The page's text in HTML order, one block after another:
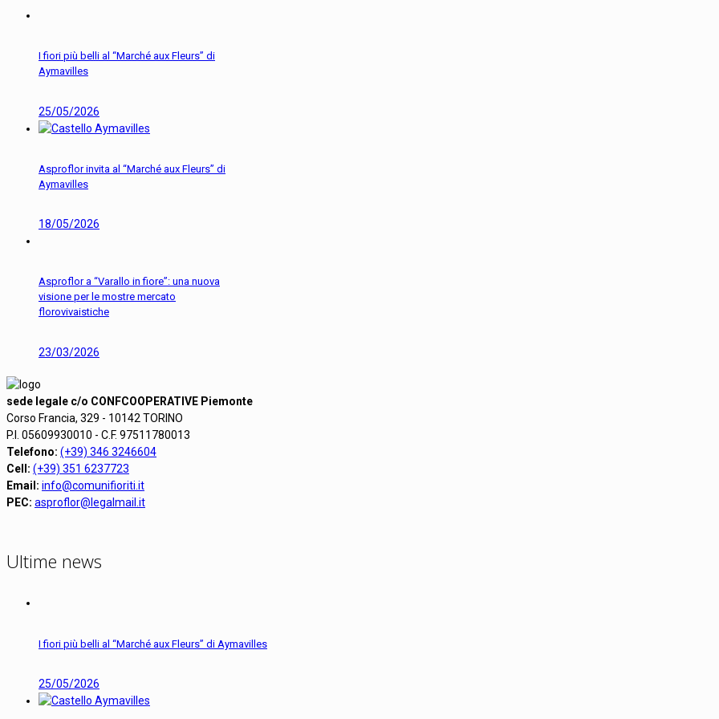
I fiori più belli al “Marché aux Fleurs” di
Aymavilles
25/05/2026
Asproflor invita al “Marché aux Fleurs” di
Aymavilles
18/05/2026
Asproflor a “Varallo in fiore”: una nuova
visione per le mostre mercato
florovivaistiche
23/03/2026
sede legale c/o CONFCOOPERATIVE Piemonte
Corso Francia, 329 - 10142 TORINO
P.I. 05609930010 - C.F. 97511780013
Telefono: (+39) 346 3246604
Cell: (+39) 351 6237723
Email: info@comunifioriti.it
PEC: asproflor@legalmail.it
Ultime news
I fiori più belli al “Marché aux Fleurs” di Aymavilles
25/05/2026